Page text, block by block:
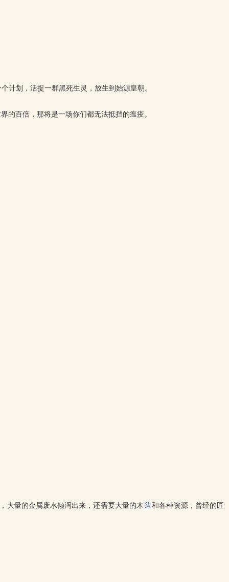
计划，活捉一群黑死生灵，放生到始源皇朝。
的百倍，那将是一场你们都无法抵挡的瘟疫。
大量的金属废水倾泻出来，还需要大量的木 和各种资源，曾经的匠